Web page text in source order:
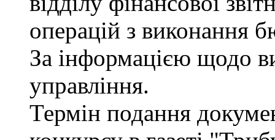
операцій з виконання
За інформацією щодо
управління.
Термін подання